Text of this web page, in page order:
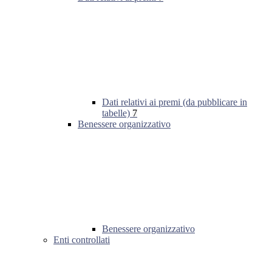
Dati relativi ai premi (da pubblicare in
tabelle) 7
Benessere organizzativo
Benessere organizzativo
Enti controllati